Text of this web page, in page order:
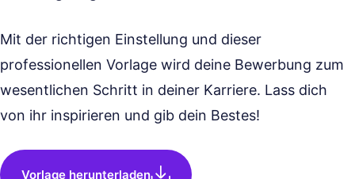
Mit der richtigen Einstellung und dieser
professionellen Vorlage wird deine Bewerbung zum
wesentlichen Schritt in deiner Karriere. Lass dich
von ihr inspirieren und gib dein Bestes!
Vorlage herunterladen